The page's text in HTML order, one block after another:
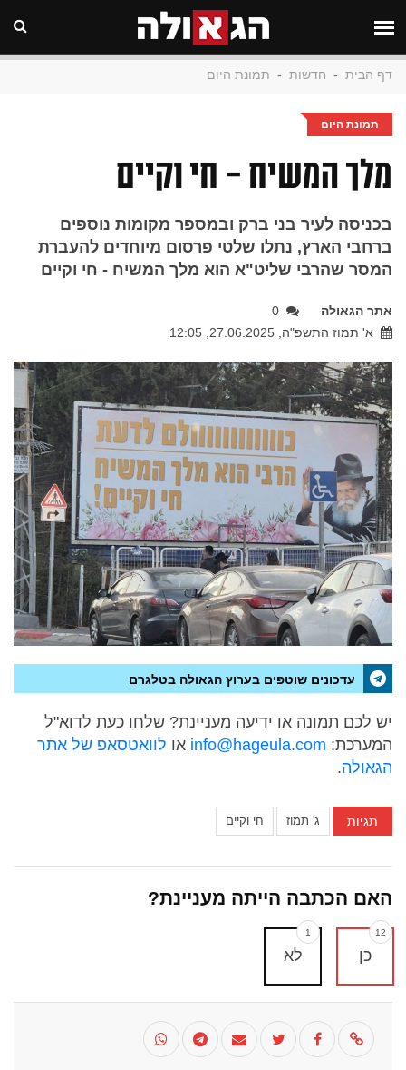
דף הבית - חדשות - תמונת היום
תמונת היום
מלך המשיח - חי וקיים
בכניסה לעיר בני ברק ובמספר מקומות נוספים
ברחבי הארץ, נתלו שלטי פרסום מיוחדים להעברת
המסר שהרבי שליט"א הוא מלך המשיח - חי וקיים
אתר הגאולה
0
א' תמוז התשפ"ה, 27.06.2025, 12:05
עדכונים שוטפים בערוץ הגאולה בטלגרם
יש לכם תמונה או ידיעה מעניינת? שלחו כעת לדוא"ל
המערכת: info@hageula.com או לוואטסאפ של אתר
הגאולה.
תגיות ג' תמוז חי וקיים
האם הכתבה הייתה מעניינת?
כן
12
לא
1